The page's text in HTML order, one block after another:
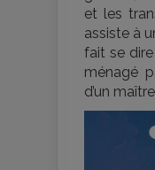
et les
assiste à
fait se dire
ménagé
d’un